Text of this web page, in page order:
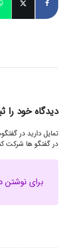
دیدگاه خود را
تمایل دارید در
در گفتگو ها شرکت
برای نوشتن